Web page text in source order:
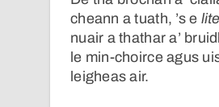
cheann a tuath, ’s e lite
nuair a thathar a’
le min-choirce agus
leigheas air.